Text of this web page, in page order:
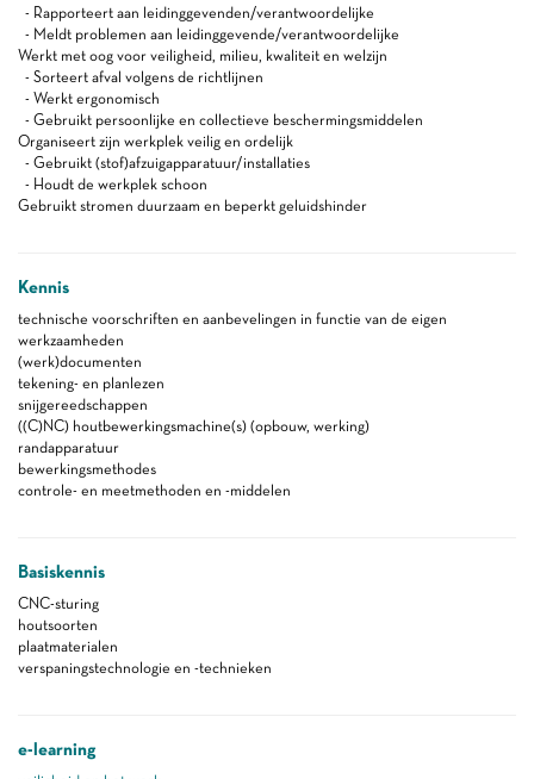
- Rapporteert aan leidinggevenden/verantwoordelijke
- Meldt problemen aan leidinggevende/verantwoordelijke
Werkt met oog voor veiligheid, milieu, kwaliteit en welzijn
- Sorteert afval volgens de richtlijnen
- Werkt ergonomisch
- Gebruikt persoonlijke en collectieve beschermingsmiddelen
Organiseert zijn werkplek veilig en ordelijk
- Gebruikt (stof)afzuigapparatuur/installaties
- Houdt de werkplek schoon
Gebruikt stromen duurzaam en beperkt geluidshinder
Kennis
technische voorschriften en aanbevelingen in functie van de eigen
werkzaamheden
(werk)documenten
tekening- en planlezen
snijgereedschappen
((C)NC) houtbewerkingsmachine(s) (opbouw, werking)
randapparatuur
bewerkingsmethodes
controle- en meetmethoden en -middelen
Basiskennis
CNC-sturing
houtsoorten
plaatmaterialen
verspaningstechnologie en -technieken
e-learning